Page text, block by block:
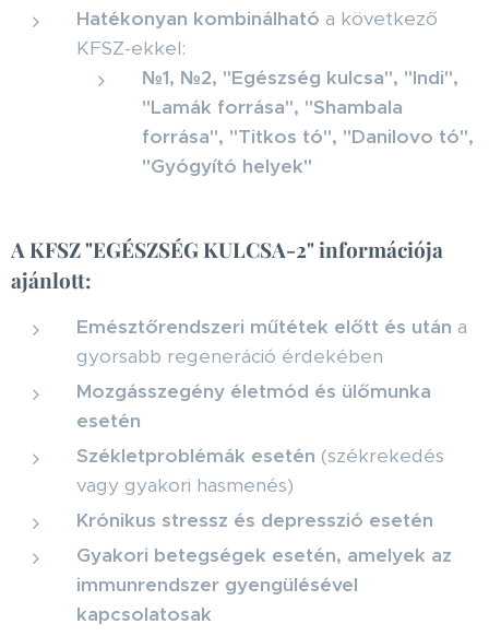
Hatékonyan kombinálható a következő
KFSZ-ekkel:
№1, №2, "Egészség kulcsa", "Indi",
"Lamák forrása", "Shambala
forrása", "Titkos tó", "Danilovo tó",
"Gyógyító helyek"
A KFSZ "EGÉSZSÉG KULCSA-2" információja
ajánlott:
Emésztőrendszeri műtétek előtt és után a
gyorsabb regeneráció érdekében
Mozgásszegény életmód és ülőmunka
esetén
Székletproblémák esetén (székrekedés
vagy gyakori hasmenés)
Krónikus stressz és depresszió esetén
Gyakori betegségek esetén, amelyek az
immunrendszer gyengülésével
kapcsolatosak